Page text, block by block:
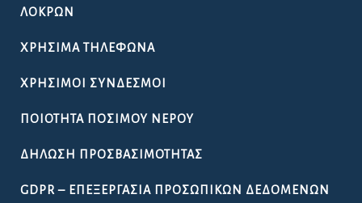
ΛΟΚΡΏΝ
ΧΡΉΣΙΜΑ ΤΗΛΈΦΩΝΑ
ΧΡΉΣΙΜΟΙ ΣΎΝΔΕΣΜΟΙ
ΠΟΙΌΤΗΤΑ ΠΌΣΙΜΟΥ ΝΕΡΟΎ
ΔΉΛΩΣΗ ΠΡΟΣΒΑΣΙΜΌΤΗΤΑΣ
GDPR – ΕΠΕΞΕΡΓΑΣΙΑ ΠΡΟΣΩΠΙΚΩΝ ΔΕΔΟΜΕΝΩΝ